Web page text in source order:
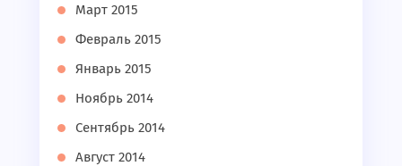
Март 2015
Февраль 2015
Январь 2015
Ноябрь 2014
Сентябрь 2014
Август 2014